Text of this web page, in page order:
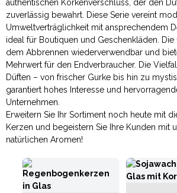
authentischen Korkenverschluss, der den
zuverlässig bewahrt. Diese Serie vereint
Umweltverträglichkeit mit ansprechendem
ideal für Boutiquen und Geschenkläden. Die
dem Abbrennen wiederverwendbar und
Mehrwert für den Endverbraucher. Die
Düften – von frischer Gurke bis hin zu
garantiert hohes Interesse und
Unternehmen.
Erweitern Sie Ihr Sortiment noch heute mit
Kerzen und begeistern Sie Ihre Kunden mit
natürlichen Aromen!